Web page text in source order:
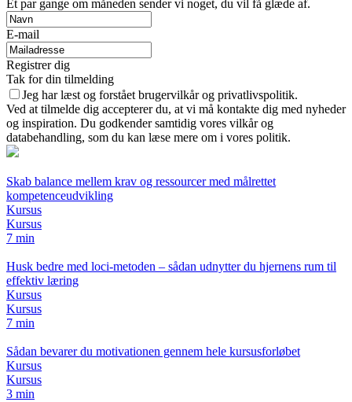
Et par gange om måneden sender vi noget, du vil få glæde af.
E-mail
Registrer dig
Tak for din tilmelding
Jeg har læst og forstået brugervilkår og privatlivspolitik.
Ved at tilmelde dig accepterer du, at vi må kontakte dig med nyheder
og inspiration. Du godkender samtidig vores vilkår og
databehandling, som du kan læse mere om i vores politik.
Skab balance mellem krav og ressourcer med målrettet
kompetenceudvikling
Kursus
Kursus
7 min
Husk bedre med loci-metoden – sådan udnytter du hjernens rum til
effektiv læring
Kursus
Kursus
7 min
Sådan bevarer du motivationen gennem hele kursusforløbet
Kursus
Kursus
3 min